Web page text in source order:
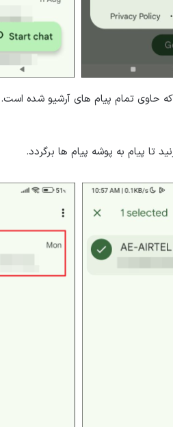
حاوی تمام پیام های آرشیو شده